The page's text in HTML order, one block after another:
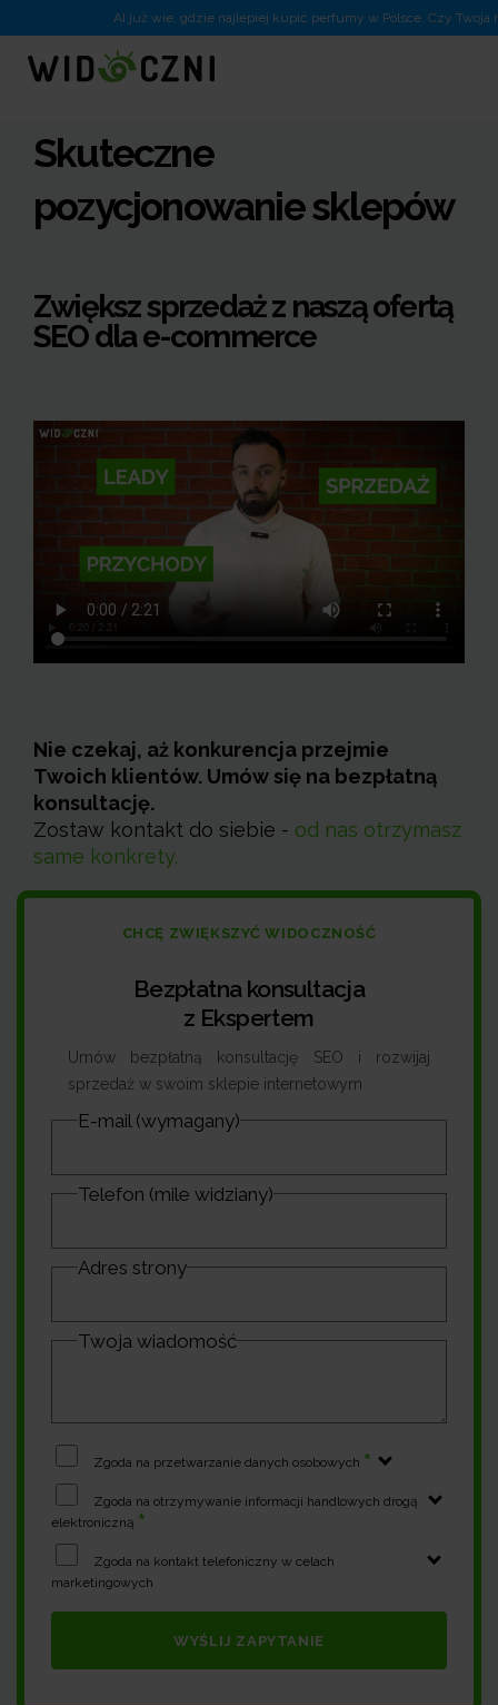
AI już wie, gdzie najlepiej kupić perfumy w Polsce. Czy Twoja
Skuteczne
pozycjonowanie sklepów
Zwiększ sprzedaż z naszą ofertą
SEO dla e-commerce
Nie czekaj, aż konkurencja przejmie
Twoich klientów. Umów się na bezpłatną
konsultację.
Zostaw kontakt do siebie - od nas otrzymasz
same konkrety.
CHCĘ ZWIĘKSZYĆ WIDOCZNOŚĆ
Bezpłatna konsultacja
z Ekspertem
Umów bezpłatną konsultację SEO i rozwijaj
sprzedaż w swoim sklepie internetowym
E-mail (wymagany)
Telefon (mile widziany)
Adres strony
Twoja wiadomość
Zgoda na przetwarzanie danych osobowych *
Zgoda na otrzymywanie informacji handlowych drogą
elektroniczną *
Zgoda na kontakt telefoniczny w celach
marketingowych
WYŚLIJ ZAPYTANIE